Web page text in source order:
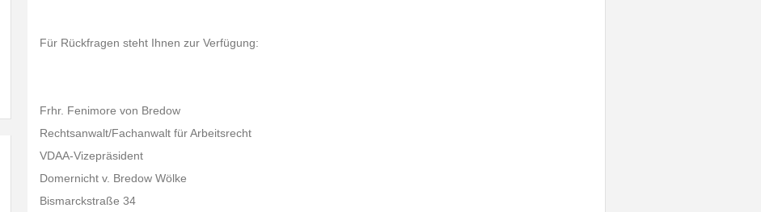
Für Rückfragen steht Ihnen zur Verfügung:
Frhr. Fenimore von Bredow
Rechtsanwalt/Fachanwalt für Arbeitsrecht
VDAA-Vizepräsident
Domernicht v. Bredow Wölke
Bismarckstraße 34